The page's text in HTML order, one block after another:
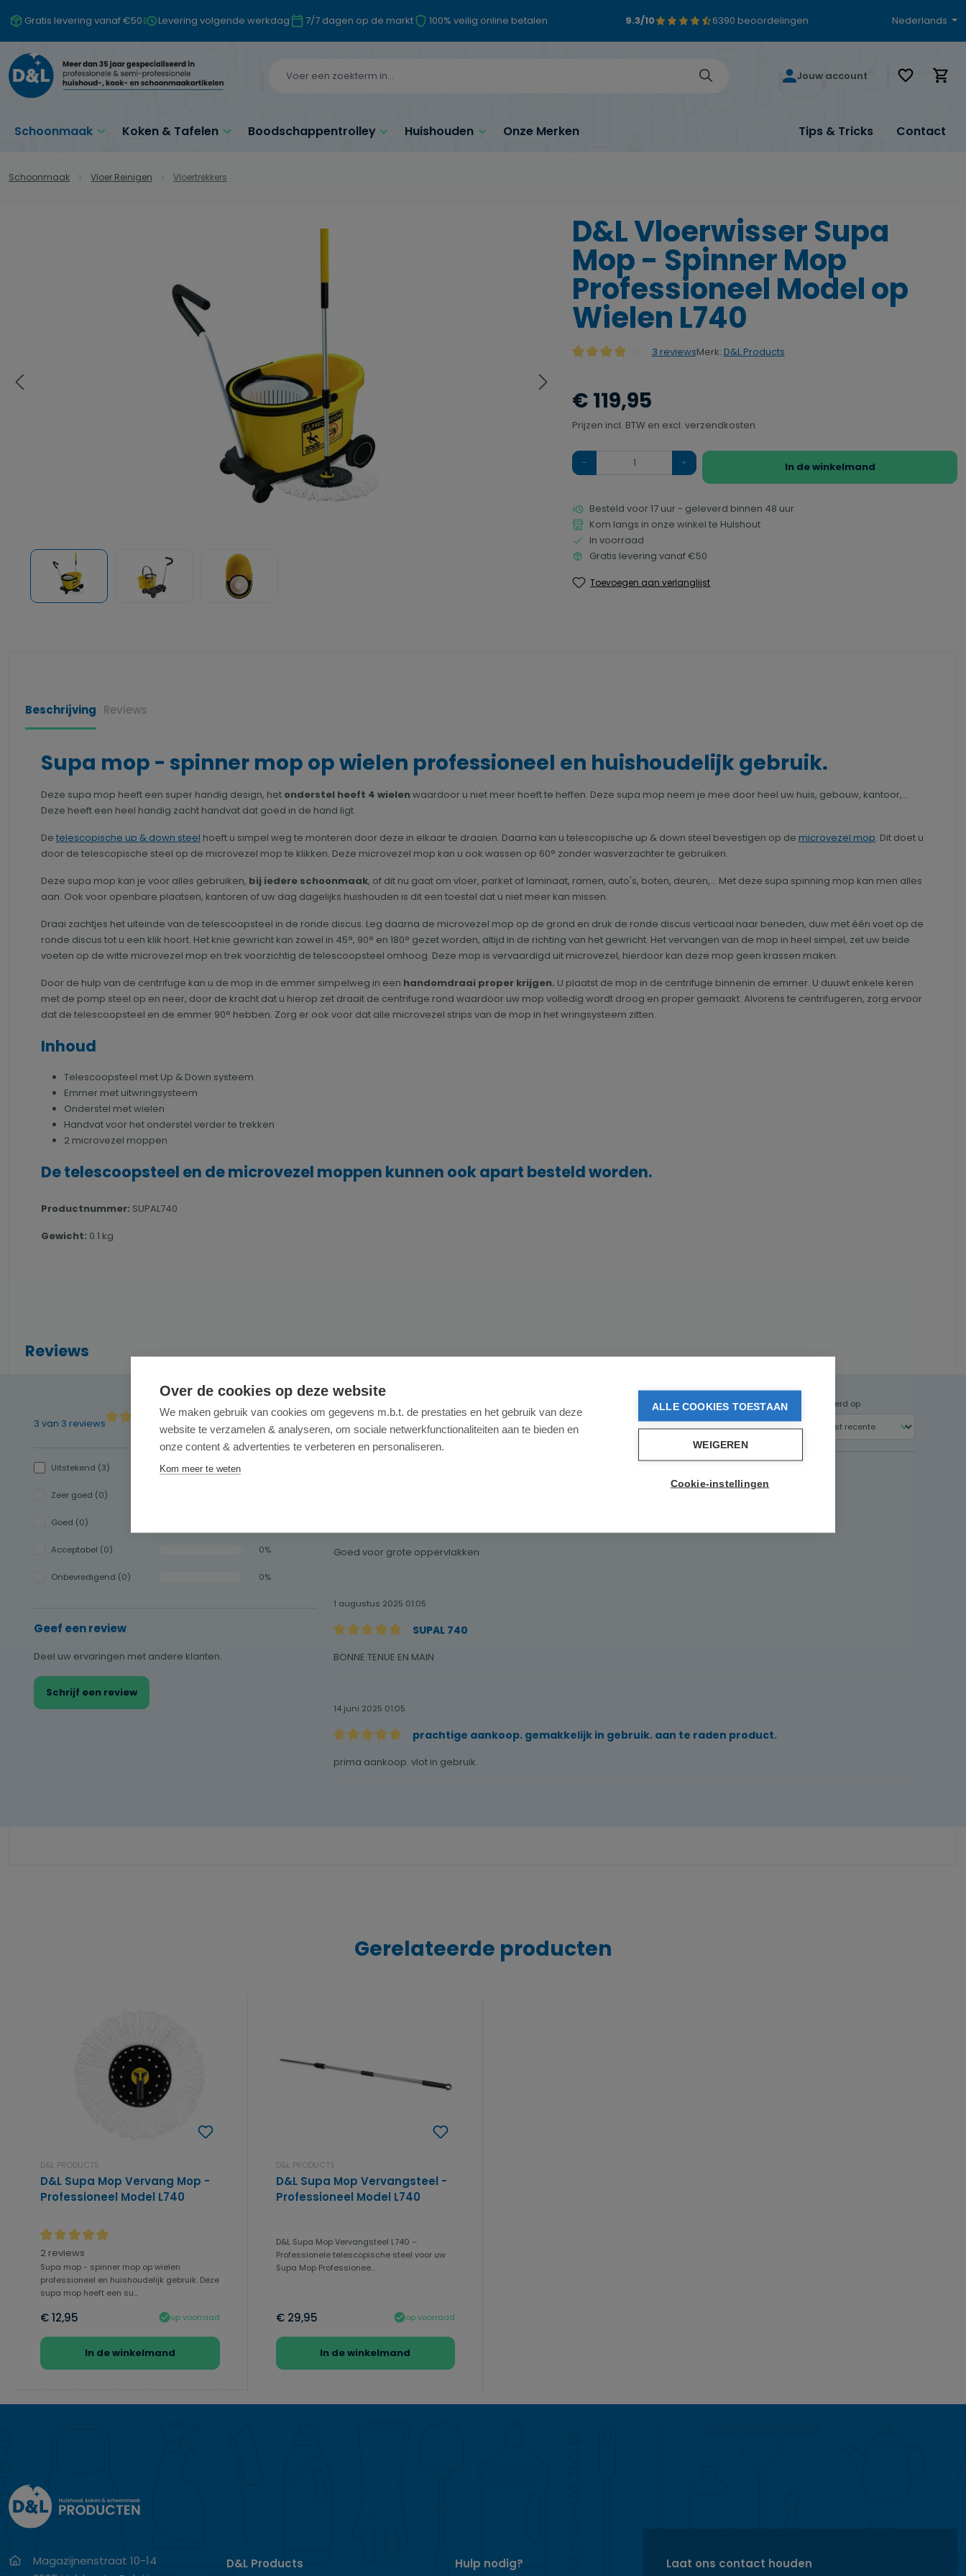
de hoofdinhoud
Ga naar de zoekopdracht
Ga naar de hoofdnavigatie
Gratis levering vanaf €50 Levering volgende werkdag 7/7 dagen op de markt 100% veilig online betalen 9.3/10 6390 beoordelingen Nederlands
Jouw account Je hebt 0
Schoonmaak Koken & Tafelen Boodschappentrolley Huishouden Onze Merken Tips & Tricks Contact
Schoonmaak Vloer Reinigen Vloertrekkers
D&L Vloerwisser Supa
Mop - Spinner Mop
Professioneel Model op
Wielen L740
3 reviewsMerk: D&L Products
€ 119,95
Prijzen incl. BTW en excl. verzendkosten
Hoeveelheid
In de winkelmand
Besteld voor 17 uur - geleverd binnen 48 uur
Kom langs in onze winkel te Hulshout
In voorraad
Gratis levering vanaf €50
Toevoegen aan verlanglijst
Beschrijving Reviews
Supa mop - spinner mop op wielen professioneel en huishoudelijk gebruik.
Deze supa mop heeft een super handig design, het onderstel heeft 4 wielenwaardoor u niet meer hoeft te heffen. Deze supa mop neem je mee door heel uw huis, gebouw, kantoor,...
Deze heeft een heel handig zacht handvat dat goed in de hand ligt.
De telescopische up & down steel hoeft u simpel weg te monteren door deze in elkaar te draaien. Daarna kan u telescopische up & down steel bevestigen op de microvezel mop. Dit doet u
door de telescopische steel op de microvezel mop te klikken. Deze microvezel mop kan u ook wassen op 60° zonder wasverzachter te gebruiken.
Deze supa mop kan je voor alles gebruiken, bij iedere schoonmaak, of dit nu gaat om vloer, parket of laminaat, ramen, auto's, boten, deuren,... Met deze supa spinning mop kan men alles
aan. Ook voor openbare plaatsen, kantoren of uw dag dagelijks huishouden is dit een toestel dat u niet meer kan missen.
Draai zachtjes het uiteinde van de telescoopsteel in de ronde discus. Leg daarna de microvezel mop op de grond en druk de ronde discus verticaal naar beneden, duw met één voet op de
ronde discus tot u een klik hoort. Het knie gewricht kan zowel in 45°, 90° en 180° gezet worden, altijd in de richting van het gewricht. Het vervangen van de mop in heel simpel, zet uw beide
voeten op de witte microvezel mop en trek voorzichtig de telescoopsteel omhoog. Deze mop is vervaardigd uit microvezel, hierdoor kan deze mop geen krassen maken.
Door de hulp van de centrifuge kan u de mop in de emmer simpelweg in een handomdraai proper krijgen. U plaatst de mop in de centrifuge binnenin de emmer. U duuwt enkele keren
met de pomp steel op en neer, door de kracht dat u hierop zet draait de centrifuge rond waardoor uw mop volledig wordt droog en proper gemaakt. Alvorens te centrifugeren, zorg ervoor
dat de telescoopsteel en de emmer 90° hebben. Zorg er ook voor dat alle microvezel strips van de mop in het wringsysteem zitten.
Inhoud
Telescoopsteel met Up & Down systeem
Emmer met uitwringsysteem
Onderstel met wielen
Handvat voor het onderstel verder te trekken
2 microvezel moppen
De telescoopsteel en de microvezel moppen kunnen ook apart besteld worden.
Productnummer: SUPAL740
Gewicht: 0.1 kg
Reviews
3 van 3 reviews
Gemiddelde waardering van 4.83 van 5 sterren
4.83 van 5 sterren
Uitstekend (3)
Zeer goed (0)
Goed (0)
Acceptabel (0) 0%
Onbevredigend (0) 0%
Geef een review
Deel uw ervaringen met andere klanten.
Schrijf een review
Alleen reviews weergeven in huidige taal.
Gesorteerd op
Goed voor grote oppervlakken
1 augustus 2025 01:05
SUPAL 740
BONNE TENUE EN MAIN
14 juni 2025 01:05
prachtige aankoop. gemakkelijk in gebruik. aan te raden product.
prima aankoop. vlot in gebruik.
Gerelateerde producten
D&L PRODUCTS
D&L Supa Mop Vervang Mop -
Professioneel Model L740
Gemiddelde waardering van 5 van 5 sterren
2 reviews
Supa mop - spinner mop op wielen
professioneel en huishoudelijk gebruik. Deze
supa mop heeft een su...
€ 12,95 op voorraad
In de winkelmand
D&L PRODUCTS
D&L Supa Mop Vervangsteel -
Professioneel Model L740
D&L Supa Mop Vervangsteel L740 –
Professionele telescopische steel voor uw
Supa Mop Professionee...
€ 29,95 op voorraad
In de winkelmand
Magazijnenstraat 10-14
D&L Products Hulp nodig? Laat ons contact houden
Over de cookies op deze website
We maken gebruik van cookies om gegevens m.b.t. de prestaties en het gebruik van deze
website te verzamelen & analyseren, om sociale netwerkfunctionaliteiten aan te bieden en
onze content & advertenties te verbeteren en personaliseren.
Kom meer te weten
ALLE COOKIES TOESTAAN
WEIGEREN
Cookie-instellingen